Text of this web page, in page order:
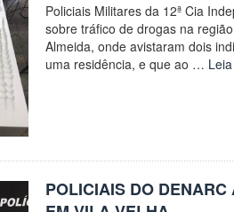
Policiais Militares da 12ª Cia
sobre tráfico de drogas na
Almeida, onde avistaram dois
uma residência, e que ao …
POLICIAIS DO